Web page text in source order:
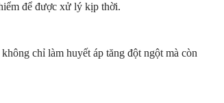
để được xử lý kịp thời.
chỉ làm huyết áp tăng đột ngột mà còn